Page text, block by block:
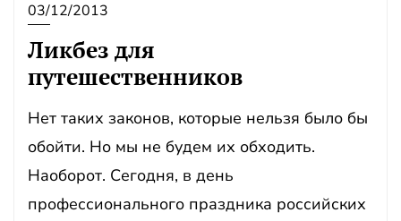
03/12/2013
Ликбез для
путешественников
Нет таких законов, которые нельзя было бы
обойти. Но мы не будем их обходить.
Наоборот. Сегодня, в день
профессионального праздника российских